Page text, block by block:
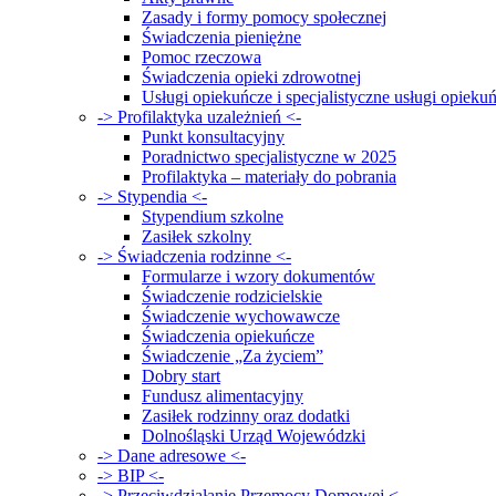
Zasady i formy pomocy społecznej
Świadczenia pieniężne
Pomoc rzeczowa
Świadczenia opieki zdrowotnej
Usługi opiekuńcze i specjalistyczne usługi
-> Profilaktyka uzależnień <-
Punkt konsultacyjny
Poradnictwo specjalistyczne w 2025
Profilaktyka – materiały do pobrania
-> Stypendia <-
Stypendium szkolne
Zasiłek szkolny
-> Świadczenia rodzinne <-
Formularze i wzory dokumentów
Świadczenie rodzicielskie
Świadczenie wychowawcze
Świadczenia opiekuńcze
Świadczenie „Za życiem”
Dobry start
Fundusz alimentacyjny
Zasiłek rodzinny oraz dodatki
Dolnośląski Urząd Wojewódzki
-> Dane adresowe <-
-> BIP <-